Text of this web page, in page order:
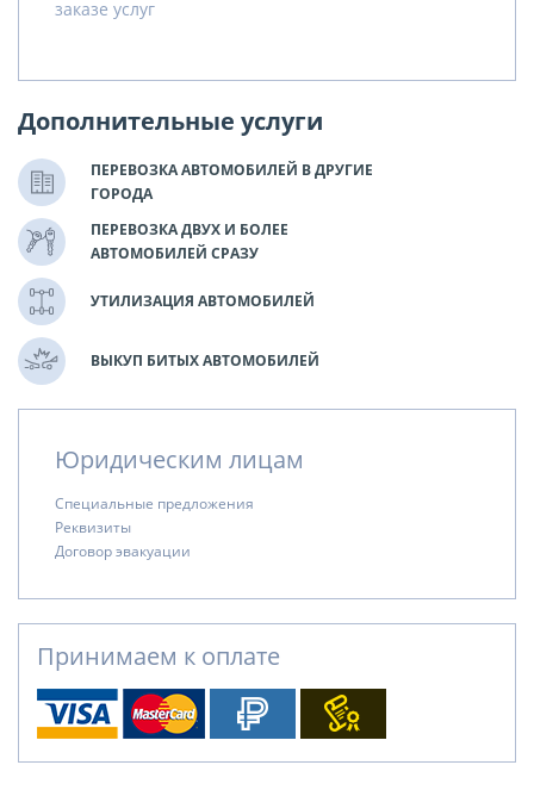
заказе услуг
Дополнительные услуги
ПЕРЕВОЗКА АВТОМОБИЛЕЙ В ДРУГИЕ
ГОРОДА
ПЕРЕВОЗКА ДВУХ И БОЛЕЕ
АВТОМОБИЛЕЙ СРАЗУ
УТИЛИЗАЦИЯ АВТОМОБИЛЕЙ
ВЫКУП БИТЫХ АВТОМОБИЛЕЙ
Юридическим лицам
Специальные предложения
Реквизиты
Договор эвакуации
Принимаем к оплате